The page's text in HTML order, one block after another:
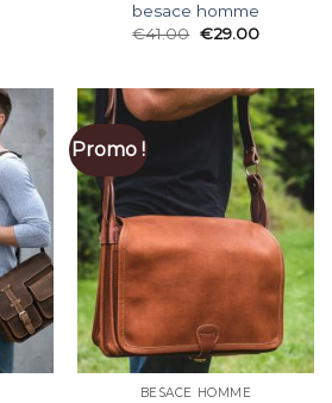
besace homme
€41.00 €29.00
Promo !
BESACE HOMME